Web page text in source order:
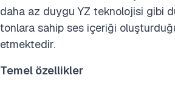
daha az duygu YZ teknolojisi gibi
tonlara sahip ses içeriği
etmektedir.
Temel özellikler